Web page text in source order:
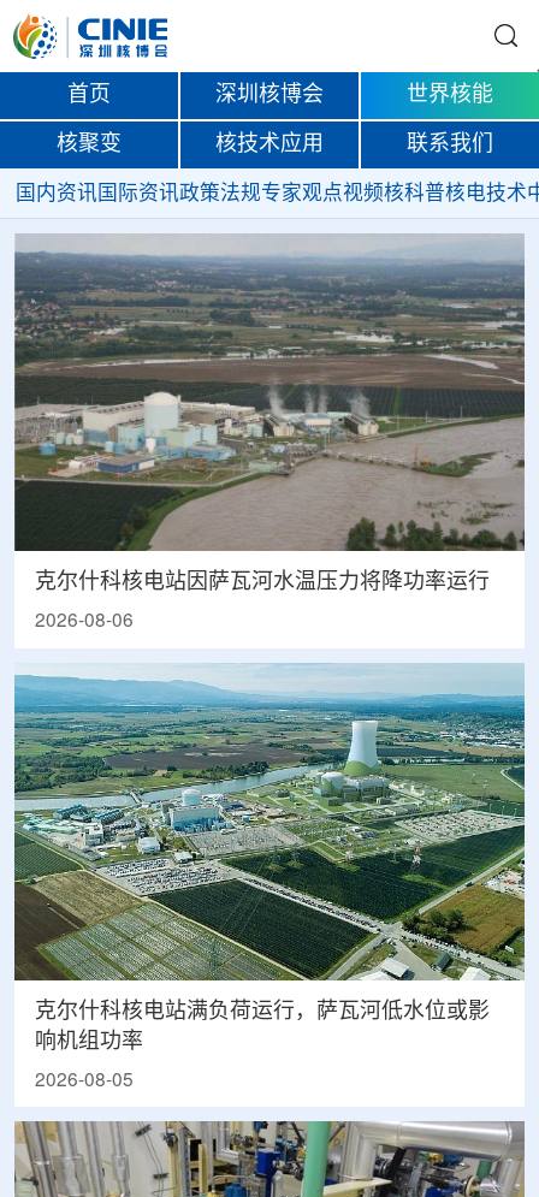
首页 深圳核博会 世界核能
核聚变 核技术应用 联系我们
国内资讯 国际资讯政策法规专家观点视频核科普核电技术
克尔什科核电站因萨瓦河水温压力将降功率运行
2026-08-06
克尔什科核电站满负荷运行，萨瓦河低水位或影
响机组功率
2026-08-05